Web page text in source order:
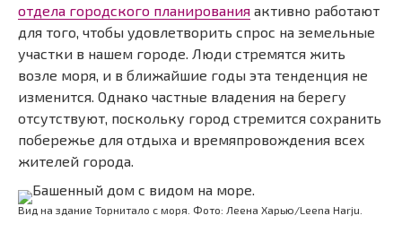
отдела городского планирования активно работают
для того, чтобы удовлетворить спрос на земельные
участки в нашем городе. Люди стремятся жить
возле моря, и в ближайшие годы эта тенденция не
изменится. Однако частные владения на берегу
отсутствуют, поскольку город стремится сохранить
побережье для отдыха и времяпровождения всех
жителей города.
Вид на здание Торнитало с моря. Фото: Леена Харью/Leena Harju.